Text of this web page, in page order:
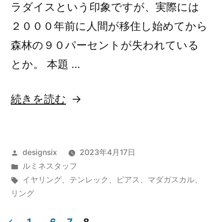
ラダイスという印象ですが、実際には
２０００年前に人間が移住し始めてから
森林の９０パーセントが失われている
とか。 本題 …
“世
最
も
多
続きを読む
投
稿
者:
designsix
2023年4月17日
カ
テ
ゴ
ルミネスタッフ
タ
グ:
イヤリング、 テンレック 、 ピアス 、 マダガスカル、
リング